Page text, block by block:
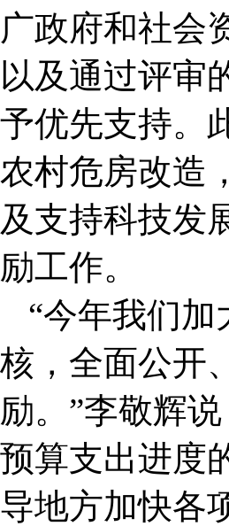
广政府和社会
以及通过评审
予优先支持。
农村危房改造
及支持科技发
励工作。
“今年我们
核，全面公开
励。”李敬辉
预算支出进度
导地方加快各